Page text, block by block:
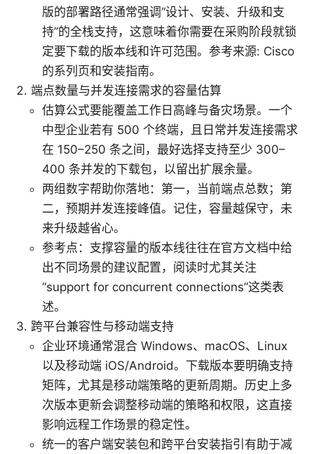
版的部署路径通常强调“设计、安装、升级和支
持”的全栈支持，这意味着你需要在采购阶段就锁
定要下载的版本线和许可范围。参考来源: Cisco
的系列页和安装指南。
端点数量与并发连接需求的容量估算
估算公式要能覆盖工作日高峰与备灾场景。一个
中型企业若有 500 个终端，且日常并发连接需求
在 150–250 条之间，最好选择支持至少 300–
400 条并发的下载包，以留出扩展余量。
两组数字帮助你落地：第一，当前端点总数；第
二，预期并发连接峰值。记住，容量越保守，未
来升级越省心。
参考点：支撑容量的版本线往往在官方文档中给
出不同场景的建议配置，阅读时尤其关注
“support for concurrent connections”这类表
述。
跨平台兼容性与移动端支持
企业环境通常混合 Windows、macOS、Linux
以及移动端 iOS/Android。下载版本要明确支持
矩阵，尤其是移动端策略的更新周期。历史上多
次版本更新会调整移动端的策略和权限，这直接
影响远程工作场景的稳定性。
统一的客户端安装包和跨平台安装指引有助于减